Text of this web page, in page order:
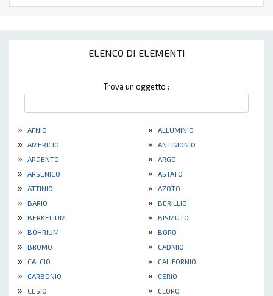
ELENCO DI ELEMENTI
Trova un oggetto :
» AFNIO » ALLUMINIO
» AMERICIO » ANTIMONIO
» ARGENTO » ARGO
» ARSENICO » ASTATO
» ATTINIO » AZOTO
» BARIO » BERILLIO
» BERKELIUM » BISMUTO
» BOHRIUM » BORO
» BROMO » CADMIO
» CALCIO » CALIFORNIO
» CARBONIO » CERIO
» CESIO » CLORO